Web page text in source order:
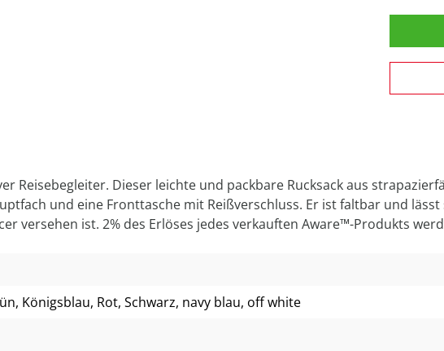
Reisebegleiter. Dieser leichte und packbare Rucksack aus
und eine Fronttasche mit Reißverschluss. Er ist faltbar und
versehen ist. 2% des Erlöses jedes verkauften Aware™-Produkts
, Königsblau, Rot, Schwarz, navy blau, off white